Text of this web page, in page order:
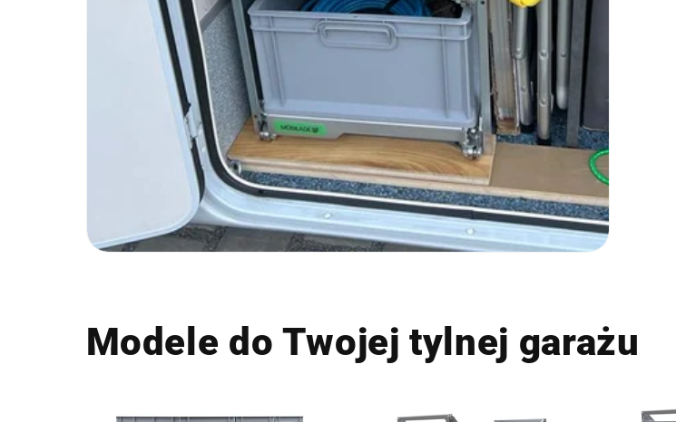
Modele do Twojej tylnej garażu